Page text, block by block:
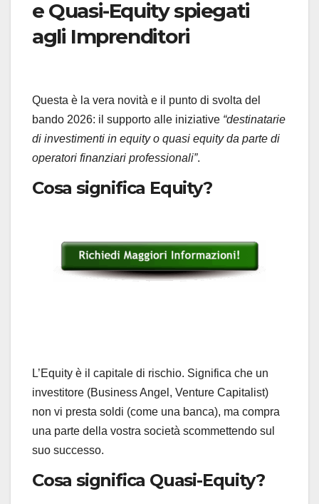
e Quasi-Equity spiegati
agli Imprenditori
Questa è la vera novità e il punto di svolta del
bando 2026: il supporto alle iniziative “destinatarie
di investimenti in equity o quasi equity da parte di
operatori finanziari professionali”.
Cosa significa Equity?
L’Equity è il capitale di rischio. Significa che un
investitore (Business Angel, Venture Capitalist)
non vi presta soldi (come una banca), ma compra
una parte della vostra società scommettendo sul
suo successo.
Cosa significa Quasi-Equity?